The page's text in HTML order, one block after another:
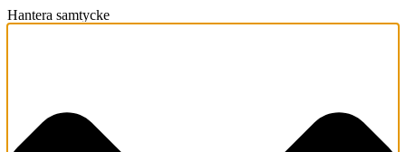
Hantera samtycke